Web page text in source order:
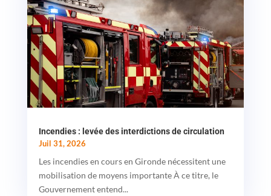
Incendies : levée des interdictions de circulation
Juil 31, 2026
Les incendies en cours en Gironde nécessitent une
mobilisation de moyens importante À ce titre, le
Gouvernement entend...